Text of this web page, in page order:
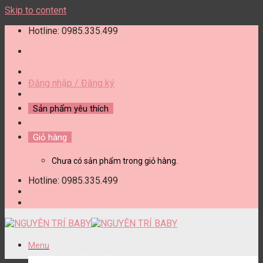
Skip to content
Hotline: 0985.335.499
Đăng nhập / Đăng ký
Sản phẩm yêu thích
Giỏ hàng
Chưa có sản phẩm trong giỏ hàng.
Hotline: 0985.335.499
Menu